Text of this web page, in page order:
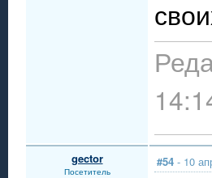
gector
Посетитель
#54 - 10